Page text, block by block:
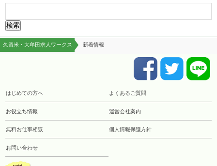
索:
久留米・大牟田求人ワークス 新着情報
はじめての方へ よくあるご質問
お役立ち情報 運営会社案内
無料お仕事相談 個人情報保護方針
お問い合わせ